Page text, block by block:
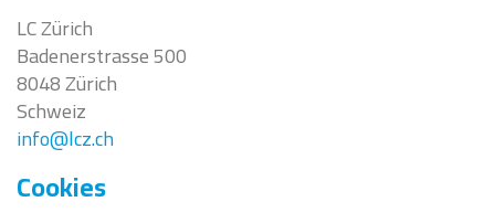
LC Zürich
Badenerstrasse 500
8048 Zürich
Schweiz
info@lcz.ch
Cookies